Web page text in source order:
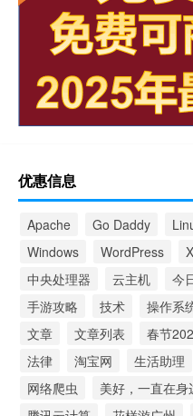
优惠信息
Apache Go Daddy
Windows
WordPress
中央处理器
云主机 今
手游攻略
技术 操作系
文章
文章列表 春节
法律
淘宝网 生活助理
网络爬虫
美好，一直在身